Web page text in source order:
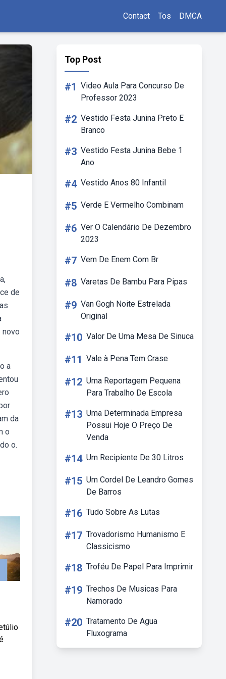
Contact Tos DMCA
de
novo
a
da
o
o.
Top Post
#1 Video Aula Para Concurso De
Professor 2023
#2 Vestido Festa Junina Preto E
Branco
#3 Vestido Festa Junina Bebe 1
Ano
#4 Vestido Anos 80 Infantil
#5 Verde E Vermelho Combinam
#6 Ver O Calendário De Dezembro
2023
#7 Vem De Enem Com Br
#8 Varetas De Bambu Para Pipas
#9 Van Gogh Noite Estrelada
Original
#10 Valor De Uma Mesa De Sinuca
#11 Vale à Pena Tem Crase
#12 Uma Reportagem Pequena
Para Trabalho De Escola
#13 Uma Determinada Empresa
Possui Hoje O Preço De
Venda
#14 Um Recipiente De 30 Litros
#15 Um Cordel De Leandro Gomes
De Barros
#16 Tudo Sobre As Lutas
#17 Trovadorismo Humanismo E
Classicismo
#18 Troféu De Papel Para Imprimir
#19 Trechos De Musicas Para
Namorado
#20 Tratamento De Agua
Fluxograma